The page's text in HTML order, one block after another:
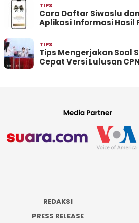
TIPS
Cara Daftar Siwaslu
Aplikasi Informasi Hasil
TIPS
Tips Mengerjakan Soal
Cepat Versi Lulusan
REDAKSI
PRESS RELEASE